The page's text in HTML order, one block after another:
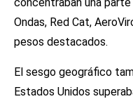
Ondas, Red Cat,
pesos destacados.
El sesgo geográfico
Estados Unidos